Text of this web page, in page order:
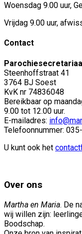
Woensdag 9.00 uur,
Vrijdag 9.00 uur,
Contact
Steenhoffstraat 41
3764 BJ Soest
KvK nr 74836048
Bereikbaar op
9.00 tot 12.00 uur.
E-mailadres:
Telefoonnummer:
U kunt ook het
Over ons
Martha en Maria. De
wij willen zijn:
Boodschap.